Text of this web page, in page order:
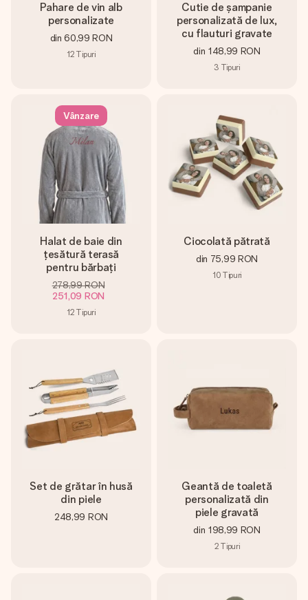
Pahare de vin alb
personalizate
din 60,99 RON
12 Tipuri
Cutie de șampanie
personalizată de lux,
cu flauturi gravate
din 148,99 RON
3 Tipuri
Vânzare
Halat de baie din
țesătură terasă
pentru bărbați
278,99 RON
251,09 RON
12 Tipuri
Ciocolată pătrată
din 75,99 RON
10 Tipuri
Set de grătar în husă
din piele
248,99 RON
Geantă de toaletă
personalizată din
piele gravată
din 198,99 RON
2 Tipuri